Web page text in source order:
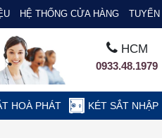
HỆ THỐNG CỬA HÀNG
HCM
0933.48.1979
HOÀ PHÁT KÉT SẮT NHẬP